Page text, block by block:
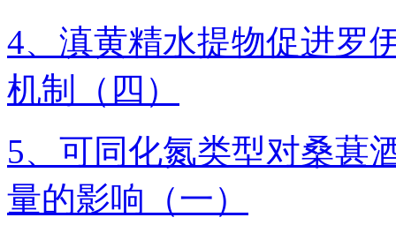
4、滇黄精水提物促进罗
机制（四）
5、可同化氮类型对桑葚
量的影响（一）